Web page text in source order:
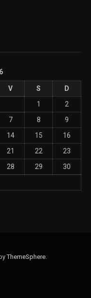
V S
D
1
2
7 8
9
14 15
16
21 22
23
28 29
30
ThemeSphere